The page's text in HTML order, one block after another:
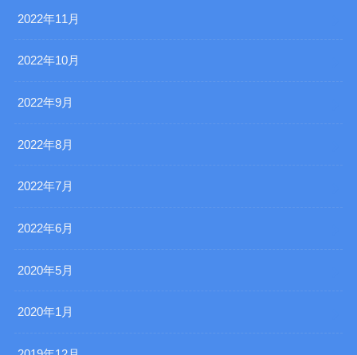
2022年11月
2022年10月
2022年9月
2022年8月
2022年7月
2022年6月
2020年5月
2020年1月